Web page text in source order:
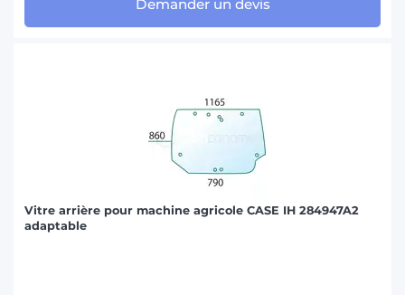
Demander un devis
Vitre arrière pour machine agricole CASE IH 284947A2
adaptable